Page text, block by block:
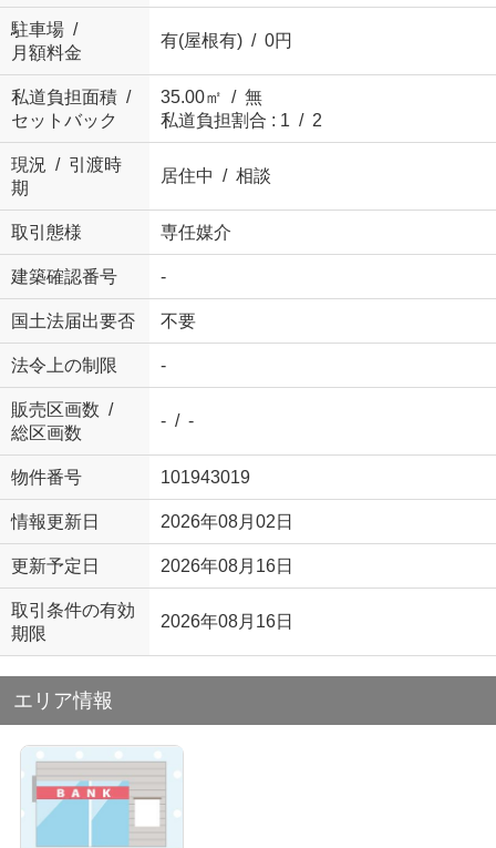
駐車場 /
月額料金
有(屋根有) / 0円
私道負担面積 /
セットバック
35.00㎡ / 無
私道負担割合 : 1 / 2
現況 / 引渡時
期
居住中 / 相談
取引態様 専任媒介
建築確認番号 -
国土法届出要否 不要
法令上の制限 -
販売区画数 /
総区画数
- / -
物件番号 101943019
情報更新日 2026年08月02日
更新予定日 2026年08月16日
取引条件の有効
期限
2026年08月16日
エリア情報